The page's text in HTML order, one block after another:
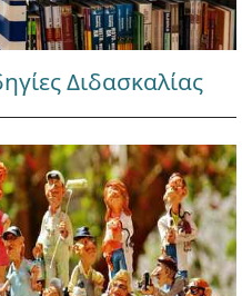
Διδασκαλίας